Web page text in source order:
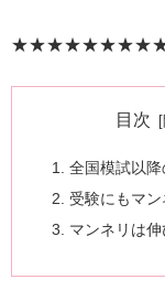
目次
全国模試以
受験にもマン
マンネリは